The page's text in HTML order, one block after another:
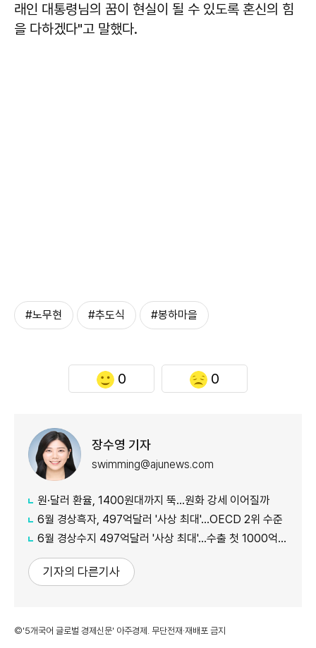
래인 대통령님의 꿈이 현실이 될 수 있도록 혼신의 힘
을 다하겠다"고 말했다.
#노무현 #추도식 #봉하마을
0 0
장수영 기자
swimming@ajunews.com
원·달러 환율, 1400원대까지 뚝…원화 강세 이어질까
6월 경상흑자, 497억달러 '사상 최대'…OECD 2위 수준
6월 경상수지 497억달러 '사상 최대'…수출 첫 1000억달러 돌파
기자의 다른기사
©'5개국어 글로벌 경제신문' 아주경제. 무단전재·재배포 금지